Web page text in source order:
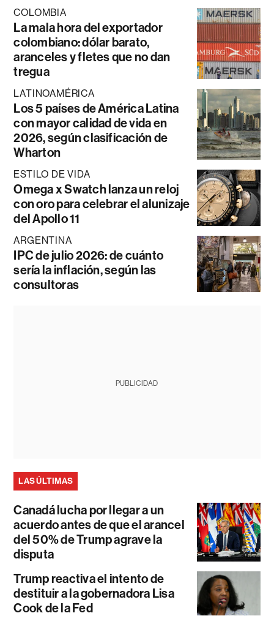
COLOMBIA
La mala hora del exportador
colombiano: dólar barato,
aranceles y fletes que no dan
tregua
LATINOAMÉRICA
Los 5 países de América Latina
con mayor calidad de vida en
2026, según clasificación de
Wharton
ESTILO DE VIDA
Omega x Swatch lanza un reloj
con oro para celebrar el alunizaje
del Apollo 11
ARGENTINA
IPC de julio 2026: de cuánto
sería la inflación, según las
consultoras
PUBLICIDAD
LAS ÚLTIMAS
Canadá lucha por llegar a un
acuerdo antes de que el arancel
del 50% de Trump agrave la
disputa
Trump reactiva el intento de
destituir a la gobernadora Lisa
Cook de la Fed